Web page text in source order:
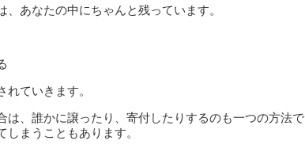
あなたの中にちゃんと残っています。
ていきます。
は、誰かに譲ったり、寄付したりするのも一つの方法で
まうこともあります。